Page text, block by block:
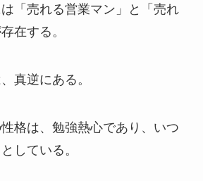
「売れる営業マン」と「売れ
在する。
真逆にある。
格は、勉強熱心であり、いつ
している。